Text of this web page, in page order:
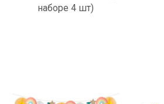
наборе 4 шт)